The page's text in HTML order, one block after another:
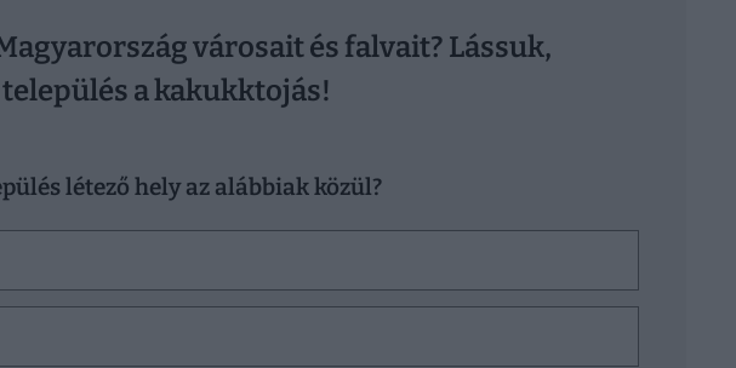
városait és falvait? Lássuk,
a kakukktojás!
létező hely az alábbiak közül?